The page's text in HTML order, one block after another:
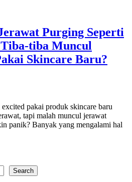
Purging Seperti
tiba Muncul
Skincare Baru?
pakai produk skincare baru
tapi malah muncul jerawat
panik? Banyak yang mengalami hal
Search